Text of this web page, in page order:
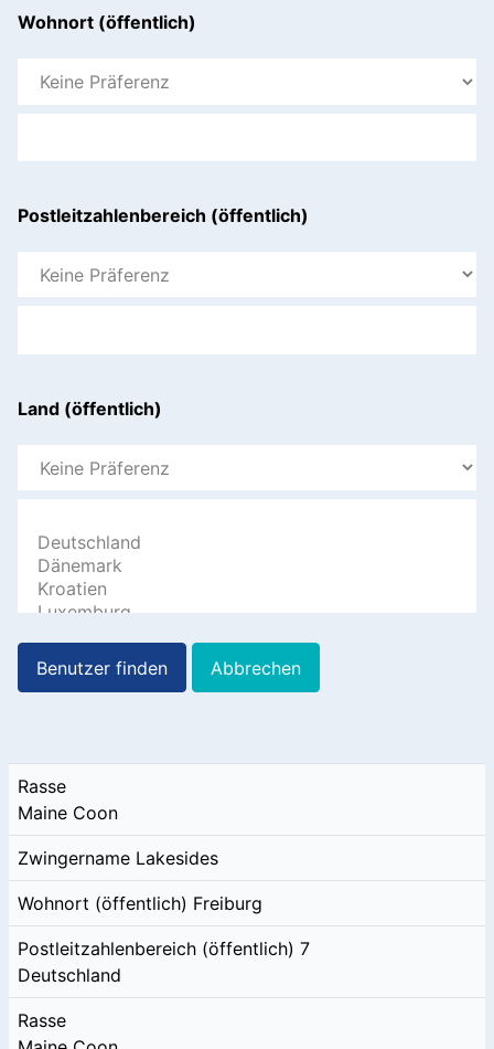
Wohnort (öffentlich)
Postleitzahlenbereich (öffentlich)
Land (öffentlich)
Rasse
Maine Coon
Zwingername Lakesides
Wohnort (öffentlich) Freiburg
Postleitzahlenbereich (öffentlich) 7
Deutschland
Rasse